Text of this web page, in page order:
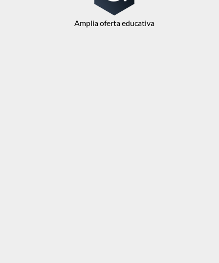
Amplia oferta educativa